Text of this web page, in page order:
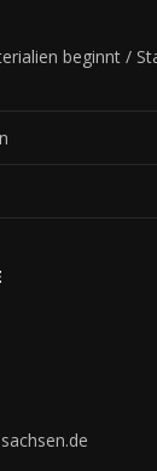
beginnt /